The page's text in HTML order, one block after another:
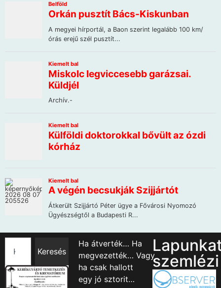
Keresés
Ha átverték… Ha
megvezették… Vagy
ha csak hallott
egy jó sztorit…
szemlézi